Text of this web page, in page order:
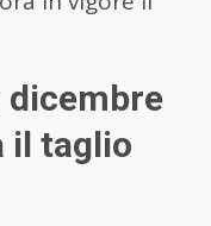
dicembre
il taglio